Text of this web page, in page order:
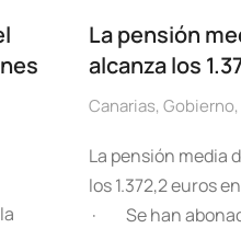
La pensión
alcanza los
Canarias, Gobierno,
La pensión media
los 1.372,2 euros
· Se han